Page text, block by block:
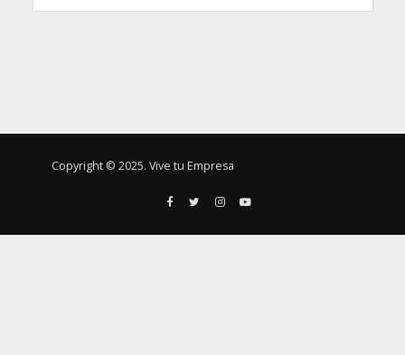
Copyright © 2025. Vive tu Empresa